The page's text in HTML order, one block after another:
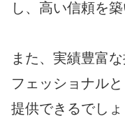
し、高い信頼を築
また、実績豊富
フェッショナル
提供できるでしょ